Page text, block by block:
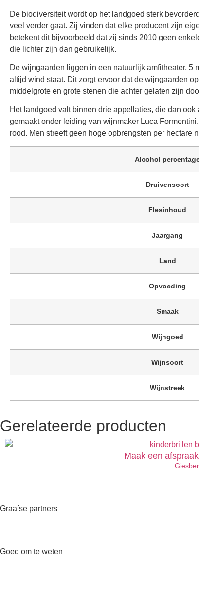
De biodiversiteit wordt op het landgoed sterk
veel verder gaat. Zij vinden dat elke producent zijn
betekent dit bijvoorbeeld dat zij sinds 2010 geen
die lichter zijn dan gebruikelijk.
De wijngaarden liggen in een natuurlijk amfitheater, 5
altijd wind staat. Dit zorgt ervoor dat de wijngaarden
middelgrote en grote stenen die achter gelaten zijn
Het landgoed valt binnen drie appellaties, die dan
gemaakt onder leiding van wijnmaker Luca
rood. Men streeft geen hoge opbrengsten per
Alcohol
Druivensoort
Flesinhoud
Jaargang
Land
Opvoeding
Smaak
Wijngoed
Wijnsoort
Wijnstreek
Gerelateerde producten
Maak een
Graafse partners
Goed om te weten